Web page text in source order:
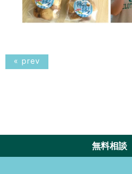
« prev
無料相談